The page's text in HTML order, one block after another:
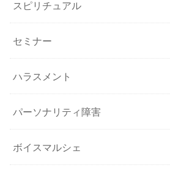
スピリチュアル
セミナー
ハラスメント
パーソナリティ障害
ボイスマルシェ